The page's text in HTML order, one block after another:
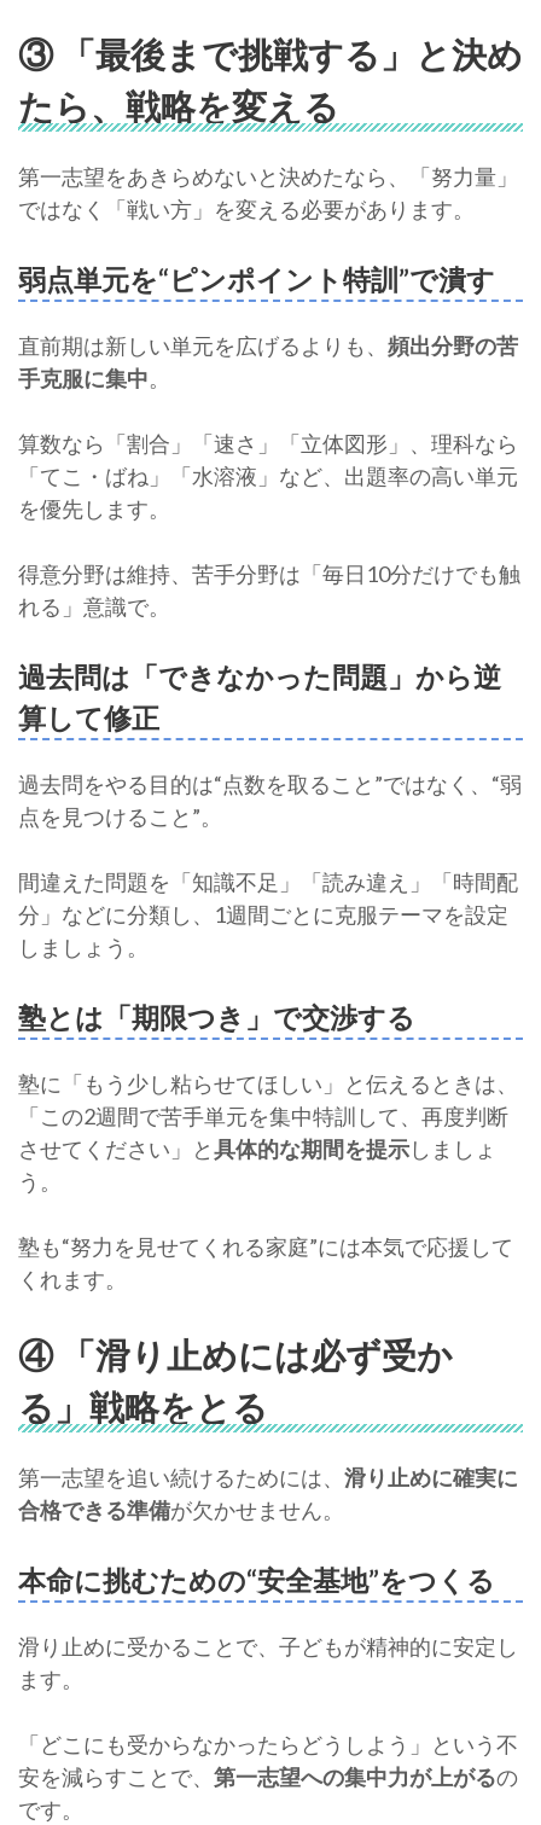
③ 「最後まで挑戦する」と決め
たら、戦略を変える
第一志望をあきらめないと決めたなら、「努力量」
ではなく「戦い方」を変える必要があります。
弱点単元を“ピンポイント特訓”で潰す
直前期は新しい単元を広げるよりも、 頻出分野の苦
手克服に集中。
算数なら「割合」「速さ」「立体図形」、理科なら
「てこ・ばね」「水溶液」など、出題率の高い単元
を優先します。
得意分野は維持、苦手分野は「毎日10分だけでも触
れる」意識で。
過去問は「できなかった問題」から逆
算して修正
過去問をやる目的は“点数を取ること”ではなく、“弱
点を見つけること”。
間違えた問題を「知識不足」「読み違え」「時間配
分」などに分類し、1週間ごとに克服テーマを設定
しましょう。
塾とは「期限つき」で交渉する
塾に「もう少し粘らせてほしい」と伝えるときは、
「この2週間で苦手単元を集中特訓して、再度判断
させてください」と具体的な期間を提示しましょ
う。
塾も“努力を見せてくれる家庭”には本気で応援して
くれます。
④ 「滑り止めには必ず受か
る」戦略をとる
第一志望を追い続けるためには、 滑り止めに確実に
合格できる準備が欠かせません。
本命に挑むための“安全基地”をつくる
滑り止めに受かることで、子どもが精神的に安定し
ます。
「どこにも受からなかったらどうしよう」という不
安を減らすことで、 第一志望への集中力が上がるの
です。